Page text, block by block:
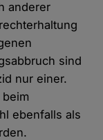
anderer
sind
nur einer.
ebenfalls als